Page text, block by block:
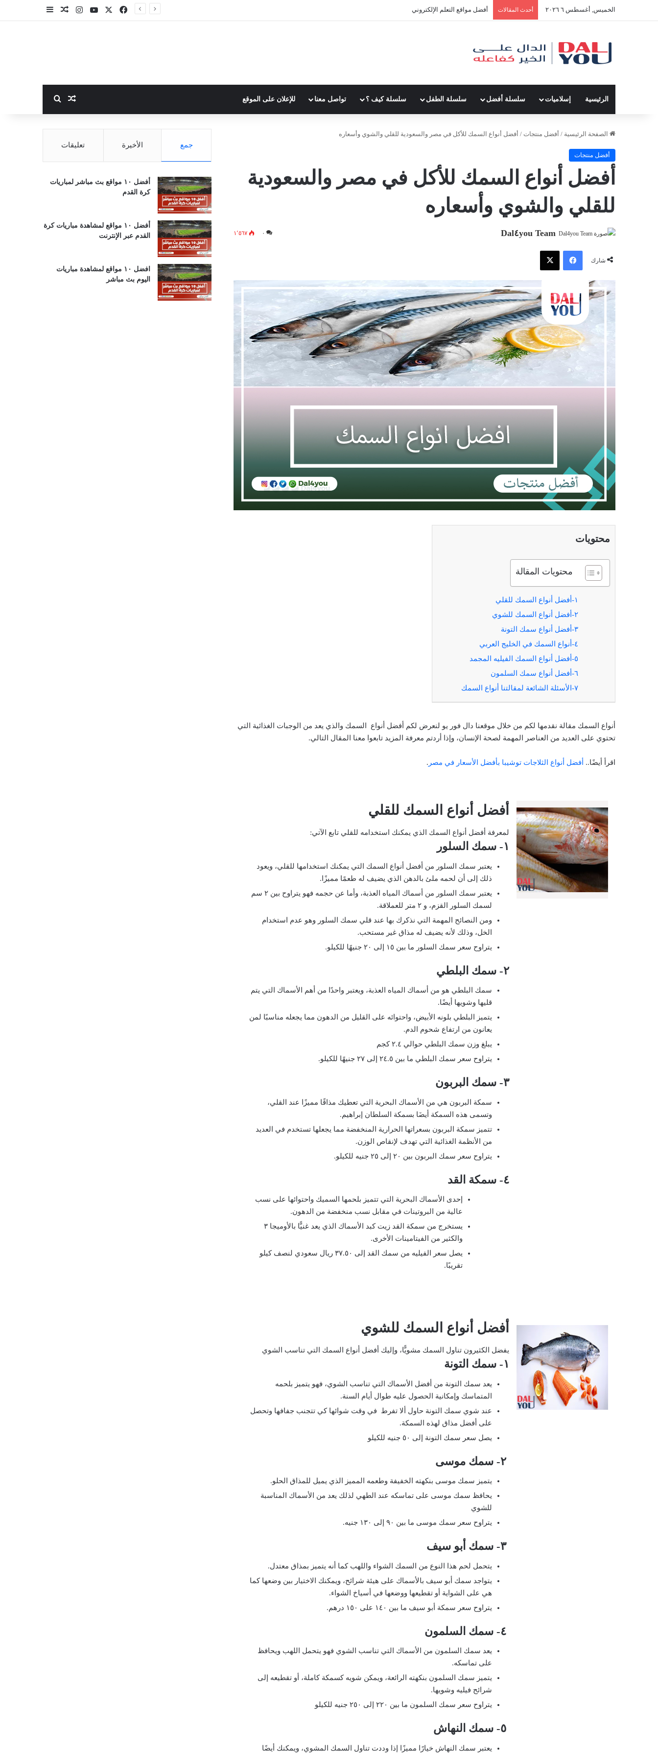
الخميس, أغسطس ٦ ٢٠٢٦ أحدث المقالات أفضل النصائح لإدارة الوقت بفعالية فيسبوك ‫YouTubeانستقراممقال عشوائي
الرئيسية إسلاميات سلسلة أفضل سلسلة الطفل سلسلة كيف ؟ تواصل معنا للإعلان على الموقع مقال عشوائي
الصفحة الرئيسية / أفضل منتجات / أفضل أنواع السمك للأكل في مصر والسعودية للقلي والشوي وأسعاره
أفضل منتجات
أفضل أنواع السمك للأكل في مصر والسعودية
للقلي والشوي وأسعاره
Dal٤you Team ٠ ١٬٥٦٧
شارك
فيسبوك
محتويات
محتويات المقالة
١-أفضل أنواع السمك للقلي
٢-أفضل أنواع السمك للشوي
٣-أفضل أنواع سمك التونة
٤-أنواع السمك في الخليج العربي
٥-أفضل أنواع السمك الفيليه المجمد
٦-أفضل أنواع سمك السلمون
٧-الأسئلة الشائعة لمقالتنا أنواع السمك
أنواع السمك مقالة نقدمها لكم من خلال موقعنا دال فور يو لنعرض لكم أفضل أنواع السمك والذي يعد من الوجبات الغذائية التي
تحتوي على العديد من العناصر المهمة لصحة الإنسان، وإذا أردتم معرفة المزيد تابعوا معنا المقال التالي.
اقرأ أيضًا.. أفضل أنواع الثلاجات توشيبا بأفضل الأسعار في مصر .
أفضل أنواع السمك للقلي
لمعرفة أفضل أنواع السمك الذي يمكنك استخدامه للقلي تابع الآتي:
١- سمك السلور
يعتبر سمك السلور من أفضل أنواع السمك التي يمكنك استخدامها للقلي، ويعود
ذلك إلى أن لحمه ملئ بالدهن الذي يضيف له طعمًا مميزًا.
يعتبر سمك السلور من أسماك المياه العذبة، وأما عن حجمه فهو يتراوح بين ٢ سم
لسمك السلور القزم، و ٢ متر للعملاقة.
ومن النصائح المهمة التي نذكرك بها عند قلي سمك السلور وهو عدم استخدام
الخل، وذلك لأنه يضيف له مذاق غير مستحب.
يتراوح سعر سمك السلور ما بين ١٥ إلى ٢٠ جنيهًا للكيلو.
٢- سمك البلطي
سمك البلطي هو من أسماك المياه العذبة، ويعتبر واحدًا من أهم الأسماك التي يتم
قليها وشويها أيضًا.
يتميز البلطي بلونه الأبيض، واحتوائه على القليل من الدهون مما يجعله مناسبًا لمن
يعانون من ارتفاع شحوم الدم.
يبلغ وزن سمك البلطي حوالي ٢.٤ كجم
يتراوح سعر سمك البلطي ما بين ٢٤.٥ إلى ٢٧ جنيهًا للكيلو.
٣- سمك البربون
سمكة البربون هي من الأسماك البحرية التي تعطيك مذاقًا مميزًا عند القلي،
وتسمى هذه السمكة أيضَا بسمكة السلطان إبراهيم.
تتميز سمكة البربون بسعراتها الحرارية المنخفضة مما يجعلها تستخدم في العديد
من الأنظمة الغذائية التي تهدف لإنقاص الوزن.
يتراوح سعر سمك البربون بين ٢٠ إلى ٢٥ جنيه للكيلو.
٤- سمكة القد
إحدى الأسماك البحرية التي تتميز بلحمها السميك واحتوائها على نسب
عالية من البروتينات في مقابل نسب منخفضة من الدهون.
يستخرج من سمكة القد زيت كبد الأسماك الذي يعد غنيًّا بالأوميجا ٣
والكثير من الفيتامينات الأخرى.
يصل سعر الفيليه من سمك القد إلى ٣٧.٥٠ ريال سعودي لنصف كيلو
تقريبًا.
أفضل أنواع السمك للشوي
يفضل الكثيرون تناول السمك مشويًّا، وإليك أفضل أنواع السمك التي تناسب الشوي
١- سمك التونة
يعد سمك التونة من أفضل الأسماك التي تناسب الشوي، فهو يتميز بلحمه
المتماسك وإمكانية الحصول عليه طوال أيام السنة.
عند شوي سمك التونة حاول ألا تفرط في وقت شوائها كي تتجنب جفافها وتحصل
على أفضل مذاق لهذه السمكة.
يصل سعر سمك التونة إلى ٥٠ جنيه للكيلو
٢- سمك موسى
يتميز سمك موسى بنكهته الخفيفة وطعمه المميز الذي يميل للمذاق الحلو.
يحافظ سمك موسى على تماسكه عند الطهي لذلك يعد من الأسماك المناسبة
للشوي
يتراوح سعر سمك موسى ما بين ٩٠ إلى ١٣٠ جنيه.
٣- سمك أبو سيف
يتحمل لحم هذا النوع من السمك الشواء واللهب كما أنه يتميز بمذاق معتدل.
يتواجد سمك أبو سيف بالأسماك على هيئة شرائح، ويمكنك الاختيار بين وضعها كما
هي على الشواية أو تقطيعها ووضعها في أسياخ الشواء.
يتراوح سعر سمكة أبو سيف ما بين ١٤٠ على ١٥٠ درهم.
٤- سمك السلمون
يعد سمك السلمون من الأسماك التي تناسب الشوي فهو يتحمل اللهب ويحافظ
على تماسكه.
يتميز سمك السلمون بنكهته الرائعة، ويمكن شويه كسمكة كاملة، أو تقطيعه إلى
شرائح فيليه وشويها.
يتراوح سعر سمك السلمون ما بين ٢٢٠ إلى ٢٥٠ جنيه للكيلو
٥- سمك النهاش
يعتبر سمك النهاش خيارًا مميزًا إذا وددت تناول السمك المشوي، ويمكنك أيضًا
جمع الأخيرة تعليقات
أفضل ١٠ مواقع بث مباشر لمباريات
كرة القدم
أفضل ١٠ مواقع لمشاهدة مباريات كرة
القدم عبر الإنترنت
افضل ١٠ مواقع لمشاهدة مباريات
اليوم بث مباشر